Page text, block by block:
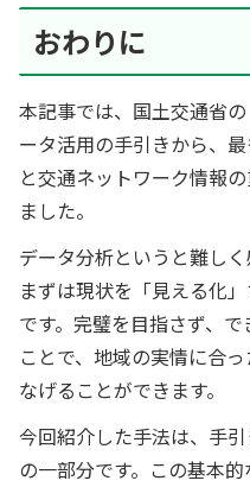
おわりに
本記事では、国土交通省
ータ活用の手引きから、
と交通ネットワーク情報
ました。
データ分析というと難し
まずは現状を「見える化
です。完璧を目指さず、
ことで、地域の実情に合
なげることができます。
今回紹介した手法は、手
の一部分です。この基本